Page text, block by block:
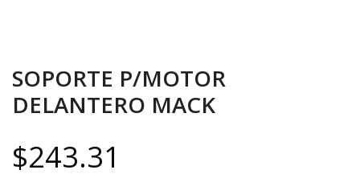
SOPORTE P/MOTOR
DELANTERO MACK
$243.31